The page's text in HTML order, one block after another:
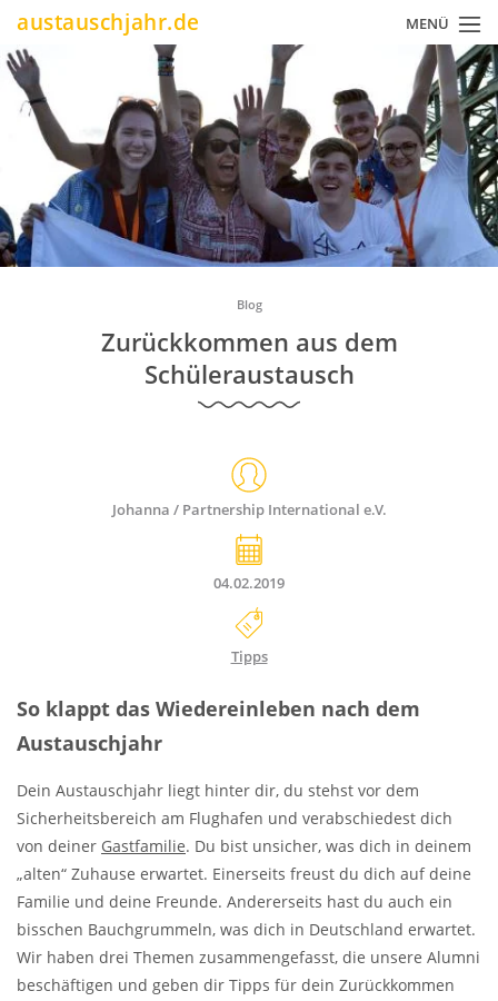
Direkt
Inhalt
austauschjahr.de MENÜ
Blog
Zurückkommen aus dem
Schüleraustausch
Johanna / Partnership International e.V.
04.02.2019
Tipps
So klappt das Wiedereinleben nach dem
Austauschjahr
Dein Austauschjahr liegt hinter dir, du stehst vor dem
Sicherheitsbereich am Flughafen und verabschiedest dich
von deiner Gastfamilie. Du bist unsicher, was dich in deinem
„alten“ Zuhause erwartet. Einerseits freust du dich auf deine
Familie und deine Freunde. Andererseits hast du auch ein
bisschen Bauchgrummeln, was dich in Deutschland erwartet.
Wir haben drei Themen zusammengefasst, die unsere Alumni
beschäftigen und geben dir Tipps für dein Zurückkommen